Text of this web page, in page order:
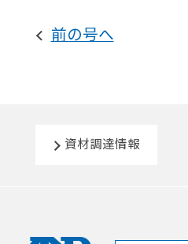
前の号へ
資材調達情報